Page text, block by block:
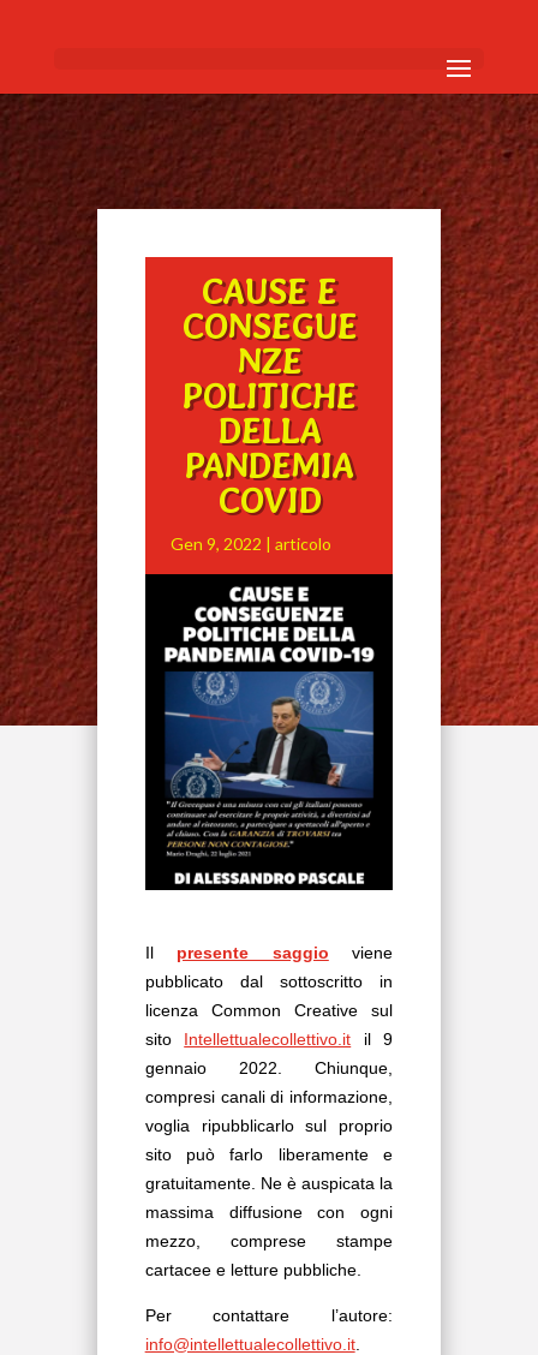
CAUSE E
CONSEGUE
NZE
POLITICHE
DELLA
PANDEMIA
COVID
Gen 9, 2022 | articolo
Il presente saggio viene
pubblicato dal sottoscritto in
licenza Common Creative sul
sito Intellettualecollettivo.it il 9
gennaio 2022. Chiunque,
compresi canali di informazione,
voglia ripubblicarlo sul proprio
sito può farlo liberamente e
gratuitamente. Ne è auspicata la
massima diffusione con ogni
mezzo, comprese stampe
cartacee e letture pubbliche.
Per contattare l’autore:
info@intellettualecollettivo.it.